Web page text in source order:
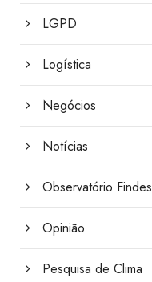
LGPD
Logística
Negócios
Notícias
Observatório Findes
Opinião
Pesquisa de Clima